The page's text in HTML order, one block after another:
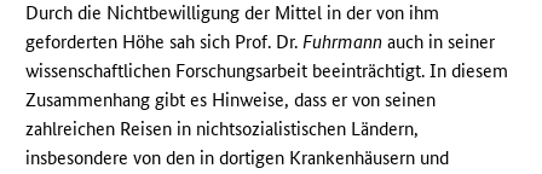
Durch die Nichtbewilligung der Mittel in der von ihm
geforderten Höhe sah sich Prof. Dr.Fuhrmann auch in seiner
wissenschaftlichen Forschungsarbeit beeinträchtigt. In diesem
Zusammenhang gibt es Hinweise, dass er von seinen
zahlreichen Reisen in nichtsozialistischen Ländern,
insbesondere von den in dortigen Krankenhäusern und